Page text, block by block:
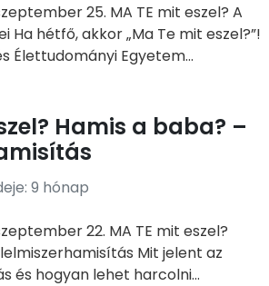
25. MA TE mit eszel? A
Ha hétfő, akkor „Ma Te mit eszel?”!
Élettudományi Egyetem...
Hamis a baba? –
9 hónap
22. MA TE mit eszel?
Mit jelent az
és hogyan lehet harcolni...